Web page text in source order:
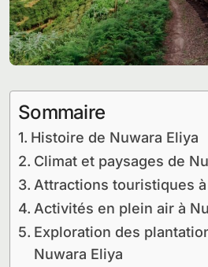
Sommaire
Histoire de Nuwara Eliya
Climat et paysages de
Attractions touristiques
Activités en plein air à
Exploration des
Nuwara Eliya